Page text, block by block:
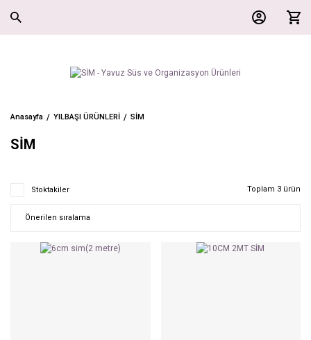
Anasayfa YILBAŞI ÜRÜNLERİ SİM
SİM
Stoktakiler Toplam 3 ürün